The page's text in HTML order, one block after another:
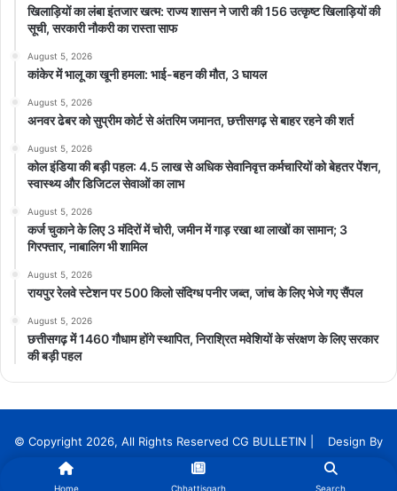
खिलाड़ियों का लंबा इंतजार खत्म: राज्य शासन ने जारी की 156 उत्कृष्ट खिलाड़ियों की
सूची, सरकारी नौकरी का रास्ता साफ
August 5, 2026
कांकेर में भालू का खूनी हमला: भाई-बहन की मौत, 3 घायल
August 5, 2026
अनवर ढेबर को सुप्रीम कोर्ट से अंतरिम जमानत, छत्तीसगढ़ से बाहर रहने की शर्त
August 5, 2026
कोल इंडिया की बड़ी पहल: 4.5 लाख से अधिक सेवानिवृत्त कर्मचारियों को बेहतर पेंशन,
स्वास्थ्य और डिजिटल सेवाओं का लाभ
August 5, 2026
कर्ज चुकाने के लिए 3 मंदिरों में चोरी, जमीन में गाड़ रखा था लाखों का सामान; 3
गिरफ्तार, नाबालिग भी शामिल
August 5, 2026
रायपुर रेलवे स्टेशन पर 500 किलो संदिग्ध पनीर जब्त, जांच के लिए भेजे गए सैंपल
August 5, 2026
छत्तीसगढ़ में 1460 गौधाम होंगे स्थापित, निराश्रित मवेशियों के संरक्षण के लिए सरकार
की बड़ी पहल
© Copyright 2026, All Rights Reserved CG BULLETIN | Design By
InnoTech Solution Services
Home Chhattisgarh Search